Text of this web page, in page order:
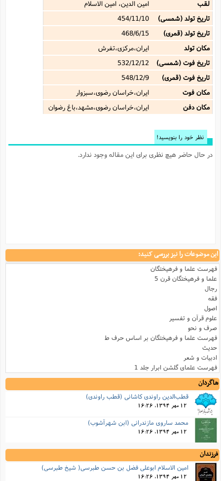
لقب
امین الدین، امین الاسلام
تاریخ تولد (شمسی)
454/11/10
تاریخ تولد (قمری)
468/6/15
مکان تولد
ایران،مرکزی،تفرش
تاریخ فوت (شمسی)
532/12/12
تاریخ فوت (قمری)
548/12/9
مکان فوت
ایران،خراسان رضوی،سبزوار
مکان دفن
ایران،خراسان رضوی،مشهد،باغ رضوان
نظر خود را بنویسید!
در حال حاضر هیچ نظری برای این مقاله وجود ندارد.
این موضوعات را نیز بررسی کنید:
فهرست علما و فرهیختگان
علما و فرهیختگان قرن 5
رجال
فقه
اصول
علوم قرآن و تفسیر
صرف و نحو
فهرست علما و فرهیختگان بر اساس حرف ط
حدیث
ادبیات و شعر
فهرست علمای گلشن ابرار جلد 1
شاگردان
قطب‌الدین راوندی کاشانی (قطب راوندى)
12 مهر 1394, 16:26
محمد ساروی مازندرانی (ابن شهرآشوب)
12 مهر 1394, 16:26
فرزندان
امین الاسلام ابوعلی فضل بن حسن طبرسى( شیخ طبرسى)
12 مهر 1394, 16:26